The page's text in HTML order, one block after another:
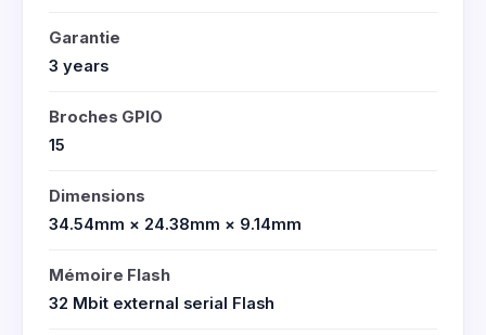
Garantie
3 years
Broches GPIO
15
Dimensions
34.54mm × 24.38mm × 9.14mm
Mémoire Flash
32 Mbit external serial Flash